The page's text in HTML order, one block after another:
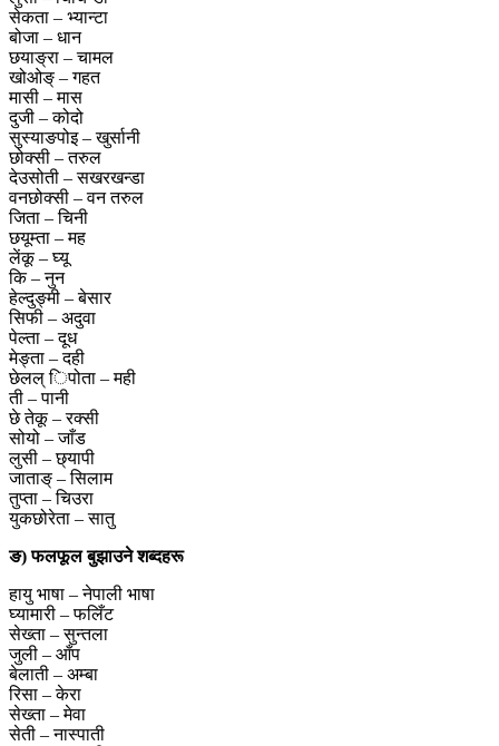
सेकता – भ्यान्टा
बोजा – धान
छयाङ्रा – चामल
खोओङ् – गहत
मासी – मास
दुजी – कोदो
सुस्याङपोइ – खुर्सानी
छोक्सी – तरुल
देउसोती – सखरखन्डा
वनछोक्सी – वन तरुल
जिता – चिनी
छयूम्ता – मह
लेंकू – घ्यू
कि – नुन
हेल्दुङ्मी – बेसार
सिफी – अदुवा
पेल्ता – दूध
मेङ्ता – दही
छेलल् िपोता – मही
ती – पानी
छे तेकू – रक्सी
सोयो – जाँड
लुसी – छ्यापी
जाताङ् – सिलाम
तुप्ता – चिउरा
युकछोरेता – सातु
ङ) फलफूल बुझाउने शब्दहरू
हायु भाषा – नेपाली भाषा
घ्यामारी – फलिँट
सेख्ता – सुन्तला
जुली – आँप
बेलाती – अम्बा
रिसा – केरा
सेख्ता – मेवा
सेती – नास्पाती